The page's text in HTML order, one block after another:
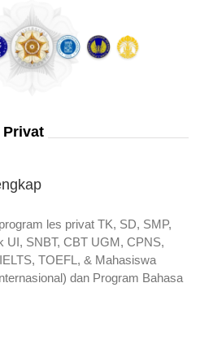
Privat
les privat TK, SD, SMP,
UI, SNBT, CBT UGM, CPNS,
TOEFL, & Mahasiswa
dan Program Bahasa